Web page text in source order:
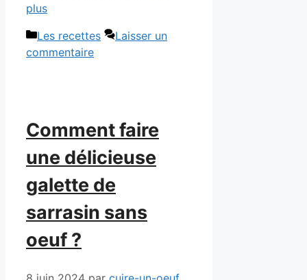
plus
Catégories
Les recettes
Laisser un
commentaire
Comment faire
une délicieuse
galette de
sarrasin sans
oeuf ?